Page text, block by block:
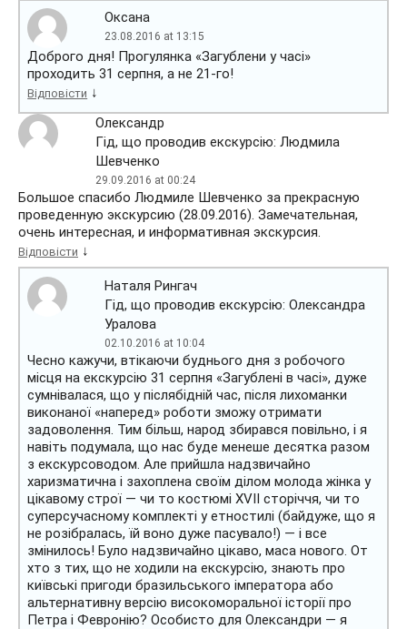
Оксана
23.08.2016 at 13:15
Доброго дня! Прогулянка «Загублени у часі»
проходить 31 серпня, а не 21-го!
Відповісти ↓
Олександр
Гід, що проводив екскурсію: Людмила
Шевченко
29.09.2016 at 00:24
Большое спасибо Людмиле Шевченко за прекрасную
проведенную экскурсию (28.09.2016). Замечательная,
очень интересная, и информативная экскурсия.
Відповісти ↓
Наталя Рингач
Гід, що проводив екскурсію: Олександра
Уралова
02.10.2016 at 10:04
Чесно кажучи, втікаючи буднього дня з робочого
місця на екскурсію 31 серпня «Загублені в часі», дуже
сумнівалася, що у післябідній час, після лихоманки
виконаної «наперед» роботи зможу отримати
задоволення. Тим більш, народ збирався повільно, і я
навіть подумала, що нас буде менеше десятка разом
з екскурсоводом. Але прийшла надзвичайно
харизматична і захоплена своїм ділом молода жінка у
цікавому строї — чи то костюмі XVII сторіччя, чи то
суперсучасному комплекті у етностилі (байдуже, що я
не розібралась, їй воно дуже пасувало!) — і все
змінилось! Було надзвичайно цікаво, маса нового. От
хто з тих, що не ходили на екскурсію, знають про
київські пригоди бразильського імператора або
альтернативну версію високоморальної історії про
Петра і Февронію? Особисто для Олександри — я